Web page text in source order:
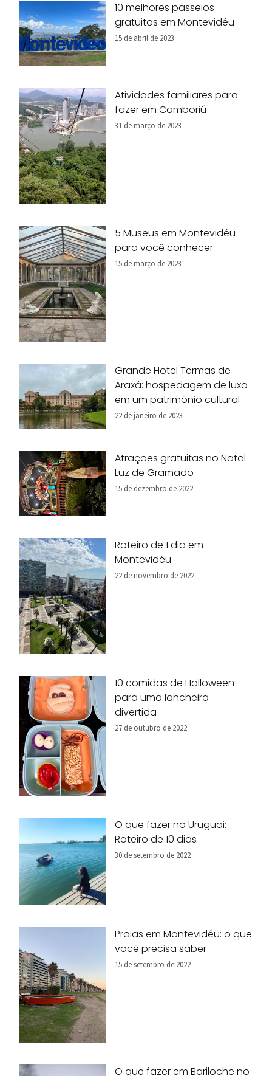
10 melhores passeios
gratuitos em Montevidéu
15 de abril de 2023
Atividades familiares para
fazer em Camboriú
31 de março de 2023
5 Museus em Montevidéu
para você conhecer
15 de março de 2023
Grande Hotel Termas de
Araxá: hospedagem de luxo
em um patrimônio cultural
22 de janeiro de 2023
Atrações gratuitas no Natal
Luz de Gramado
15 de dezembro de 2022
Roteiro de 1 dia em
Montevidéu
22 de novembro de 2022
10 comidas de Halloween
para uma lancheira
divertida
27 de outubro de 2022
O que fazer no Uruguai:
Roteiro de 10 dias
30 de setembro de 2022
Praias em Montevidéu: o que
você precisa saber
15 de setembro de 2022
O que fazer em Bariloche no